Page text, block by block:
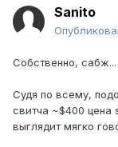
Sanito
Собственно, сабж...
Судя по всему,
свитча ~$400 цена
выглядит мягко